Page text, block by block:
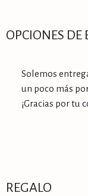
OPCIONES DE
Solemos
un poco más
¡Gracias por tu
REGALO